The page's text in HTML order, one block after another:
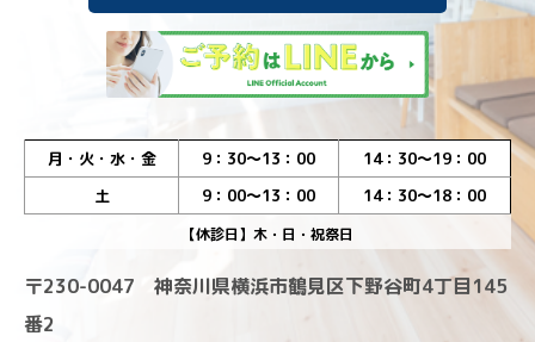
月・火・水・金 9：30～13：00
14：30～19：00
土
9：00～13：00 14：30～18：00
【休診日】木・日・祝祭日
〒230-0047 神奈川県横浜市鶴見区下野谷町4丁目145
番2